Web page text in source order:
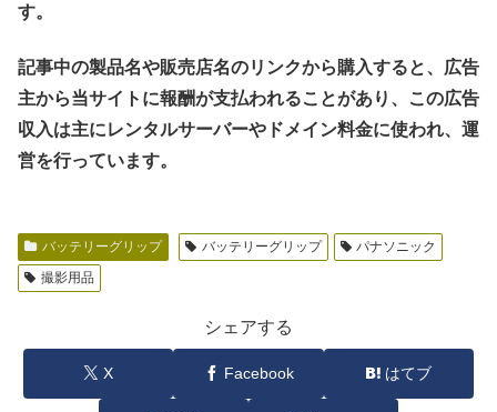
す。
記事中の製品名や販売店名のリンクから購入すると、広告
主から当サイトに報酬が支払われることがあり、この広告
収入は主にレンタルサーバーやドメイン料金に使われ、運
営を行っています。
バッテリーグリップ バッテリーグリップ
パナソニック
撮影用品
シェアする
X Facebook はてブ